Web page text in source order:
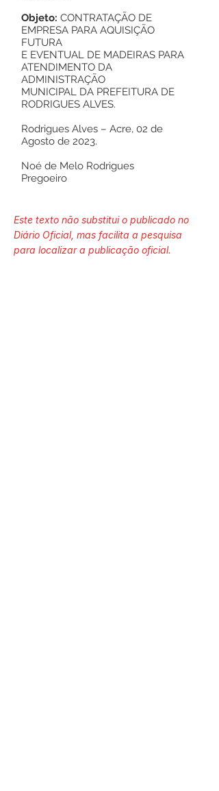
Objeto: CONTRATAÇÃO DE
EMPRESA PARA AQUISIÇÃO
FUTURA
E EVENTUAL DE MADEIRAS PARA
ATENDIMENTO DA
ADMINISTRAÇÃO
MUNICIPAL DA PREFEITURA DE
RODRIGUES ALVES.
Rodrigues Alves – Acre, 02 de
Agosto de 2023.
Noé de Melo Rodrigues
Pregoeiro
Este texto não substitui o publicado no
Diário Oficial, mas facilita a pesquisa
para localizar a publicação oficial.